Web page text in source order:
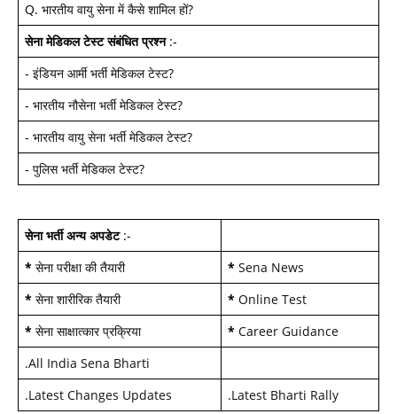
Q. भारतीय वायु सेना में कैसे शामिल हों?
सेना मेडिकल टेस्ट संबंधित प्रश्न:-
- इंडियन आर्मी भर्ती मेडिकल टेस्ट?
- भारतीय नौसेना भर्ती मेडिकल टेस्ट?
- भारतीय वायु सेना भर्ती मेडिकल टेस्ट?
- पुलिस भर्ती मेडिकल टेस्ट?
सेना भर्ती अन्य अपडेट:-
* सेना परीक्षा की तैयारी * Sena News
* सेना शारीरिक तैयारी * Online Test
* सेना साक्षात्कार प्रक्रिया * Career Guidance
.All India Sena Bharti
.Latest Changes Updates .Latest Bharti Rally